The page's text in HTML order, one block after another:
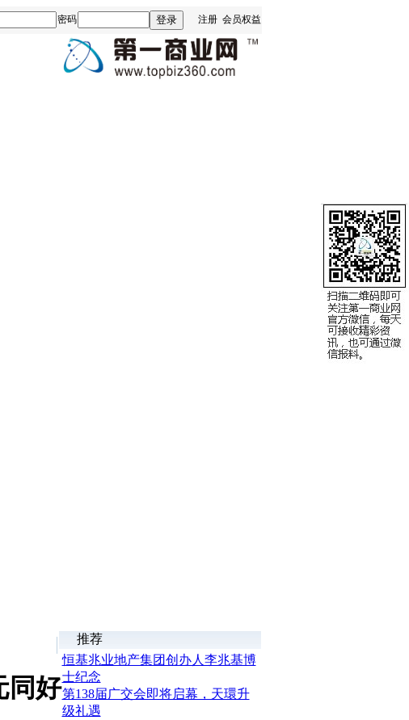
密码 注册 会员权益
同好
推荐
恒基兆业地产集团创办人李兆基博
士纪念
第138届广交会即将启幕，天環升
级礼遇